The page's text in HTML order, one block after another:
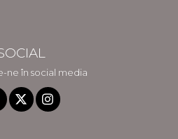
ne în social media